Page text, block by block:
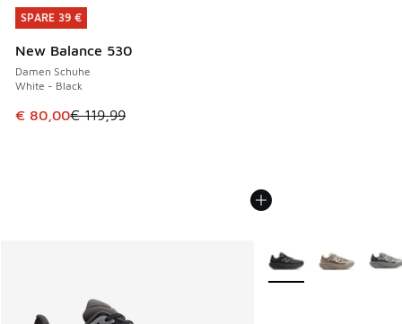
SPARE 39 €
New Balance 530
Damen Schuhe
White - Black
Dieser Artikel ist im Sale. Der Preis ist von € 119,99 auf €
€ 80,00€ 119,99
SPARE 39 €
Weitere Farben